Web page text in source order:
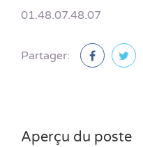
01.48.07.48.07
Partager:
Aperçu du poste